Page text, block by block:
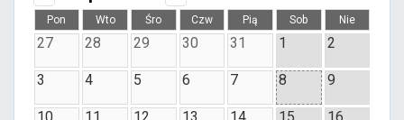
Pon Wto Śro Czw Pią Sob Nie
27 28 29 30 31 1 2
3 4 5 6 7 8 9